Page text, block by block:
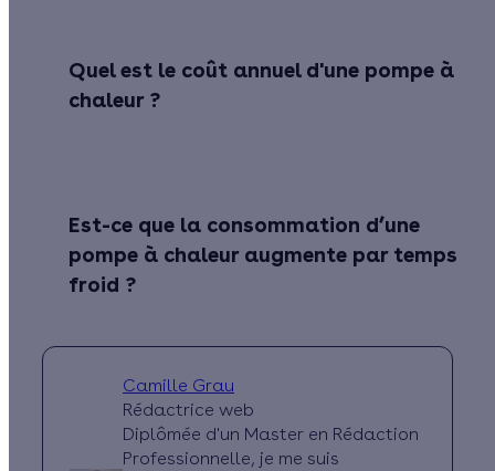
Quel est le coût annuel d'une pompe à
chaleur ?
Est-ce que la consommation d’une
pompe à chaleur augmente par temps
froid ?
Camille Grau
Rédactrice web
Diplômée d'un Master en Rédaction
Professionnelle, je me suis